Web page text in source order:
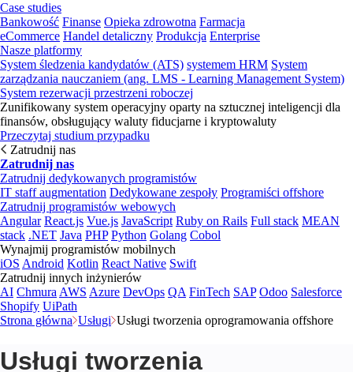
Case studies
Bankowość Finanse Opieka zdrowotna Farmacja
eCommerce Handel detaliczny Produkcja Enterprise
Nasze platformy
System śledzenia kandydatów (ATS) systemem HRM System
zarządzania nauczaniem (ang. LMS - Learning Management System)
System rezerwacji przestrzeni roboczej
Zunifikowany system operacyjny oparty na sztucznej inteligencji dla
finansów, obsługujący waluty fiducjarne i kryptowaluty
Przeczytaj studium przypadku
Zatrudnij nas
Zatrudnij nas
Zatrudnij dedykowanych programistów
IT staff augmentation Dedykowane zespoły Programiści offshore
Zatrudnij programistów webowych
Angular React.js Vue.js JavaScript Ruby on Rails Full stack MEAN
stack .NET Java PHP Python Golang Cobol
Wynajmij programistów mobilnych
iOS Android Kotlin React Native Swift
Zatrudnij innych inżynierów
AI Chmura AWS Azure DevOps QA FinTech SAP Odoo Salesforce
Shopify UiPath
Strona główna Usługi Usługi tworzenia oprogramowania offshore
Usługi tworzenia